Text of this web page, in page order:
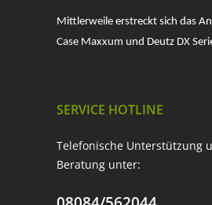
Mittlerweile erstreckt sich das
Case Maxxum und Deutz DX
SERVICE HOTLINE
Telefonische Unterstützung
Beratung unter: